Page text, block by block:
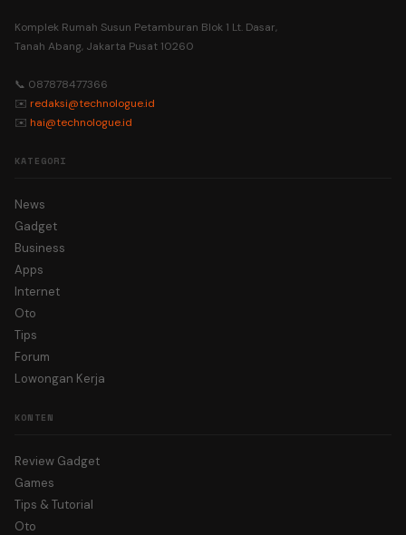
Komplek Rumah Susun Petamburan Blok 1 Lt. Dasar,
Tanah Abang, Jakarta Pusat 10260
📞 087878477366
✉️ redaksi@technologue.id
✉️ hai@technologue.id
KATEGORI
News
Gadget
Business
Apps
Internet
Oto
Tips
Forum
Lowongan Kerja
KONTEN
Review Gadget
Games
Tips & Tutorial
Oto